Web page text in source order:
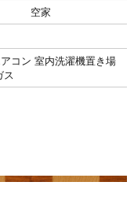
空家
コン 室内洗濯機置き場
ス